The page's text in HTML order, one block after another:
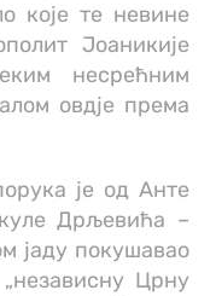
које те невине
Јоаникије
несрећним
овдје према
је од Анте
Дрљевића –
јаду покушавао
Црну